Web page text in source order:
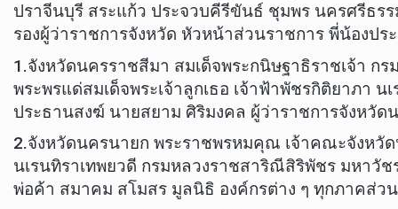
ปราจีนบุรี สระแก้ว ประจวบคีรีขันธ์ ชุมพร นครศรีธร
รองผู้ว่าราชการจังหวัด หัวหน้าส่วนราชการ พี่น้องป
1.จังหวัดนครราชสีมา สมเด็จพระกนิษฐาธิราชเจ้า
พระพรแด่สมเด็จพระเจ้าลูกเธอ เจ้าฟ้าพัชรกิติยาภา
ประธานสงฆ์ นายสยาม ศิริมงคล ผู้ว่าราชการจังหวั
2.จังหวัดนครนายก พระราชพรหมคุณ เจ้าคณะจังหวั
นเรนทิราเทพยวดี กรมหลวงราชสาริณีสิริพัชร มหาวั
พ่อค้า สมาคม สโมสร มูลนิธิ องค์กรต่าง ๆ ทุกภาคส่